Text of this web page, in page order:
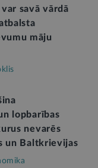
savā vārdā
māju
lopbarības
nevarēs
un Baltkrievijas